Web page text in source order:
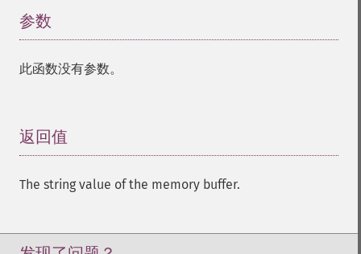
参数
此函数没有参数。
返回值
The string value of the memory buffer.